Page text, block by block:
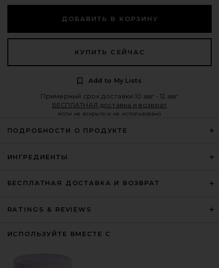
ДОБАВИТЬ В КОРЗИНУ
КУПИТЬ СЕЙЧАС
Add to My Lists
Примерный срок доставки:10 авг - 12 авг
БЕСПЛАТНАЯ доставка и возврат
если не вскрыто и не использовано
ПОДРОБНОСТИ О ПРОДУКТЕ
ИНГРЕДИЕНТЫ
БЕСПЛАТНАЯ ДОСТАВКА И ВОЗВРАТ
RATINGS & REVIEWS
ИСПОЛЬЗУЙТЕ ВМЕСТЕ С